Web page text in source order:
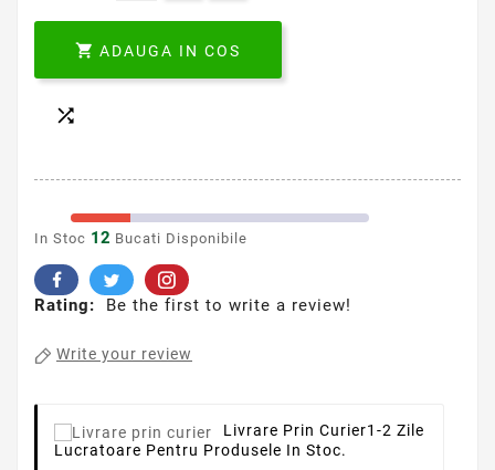
 ADAUGA IN COS

In Stoc 12 Bucati Disponibile
Rating: Be the first to write a review!
Write your review
Livrare Prin Curier1-2 Zile
Lucratoare Pentru Produsele In Stoc.